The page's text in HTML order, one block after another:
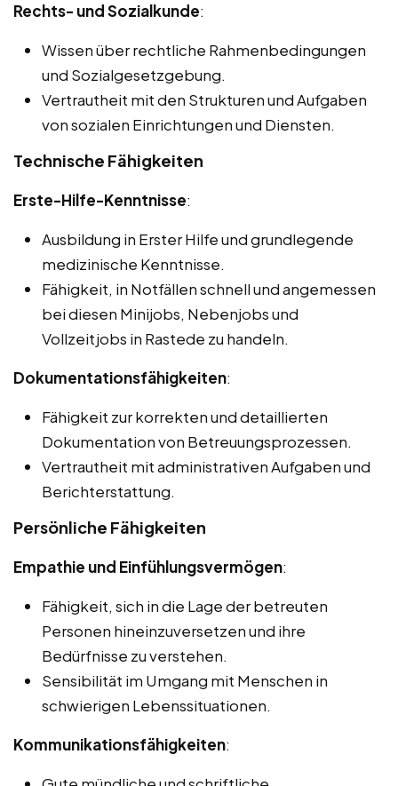
Rechts- und Sozialkunde:
Wissen über rechtliche Rahmenbedingungen
und Sozialgesetzgebung.
Vertrautheit mit den Strukturen und Aufgaben
von sozialen Einrichtungen und Diensten.
Technische Fähigkeiten
Erste-Hilfe-Kenntnisse:
Ausbildung in Erster Hilfe und grundlegende
medizinische Kenntnisse.
Fähigkeit, in Notfällen schnell und angemessen
bei diesen Minijobs, Nebenjobs und
Vollzeitjobs in Rastede zu handeln.
Dokumentationsfähigkeiten:
Fähigkeit zur korrekten und detaillierten
Dokumentation von Betreuungsprozessen.
Vertrautheit mit administrativen Aufgaben und
Berichterstattung.
Persönliche Fähigkeiten
Empathie und Einfühlungsvermögen:
Fähigkeit, sich in die Lage der betreuten
Personen hineinzuversetzen und ihre
Bedürfnisse zu verstehen.
Sensibilität im Umgang mit Menschen in
schwierigen Lebenssituationen.
Kommunikationsfähigkeiten: